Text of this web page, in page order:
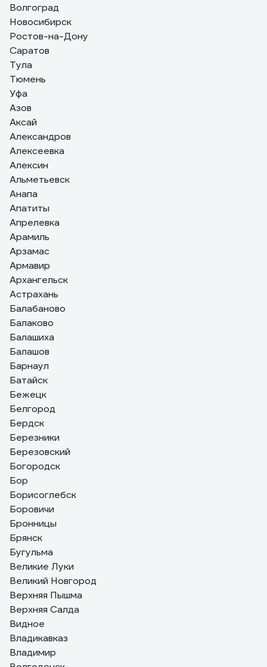
Волгоград
Новосибирск
Ростов-на-Дону
Саратов
Тула
Тюмень
Уфа
Азов
Аксай
Александров
Алексеевка
Алексин
Альметьевск
Анапа
Апатиты
Апрелевка
Арамиль
Арзамас
Армавир
Архангельск
Астрахань
Балабаново
Балаково
Балашиха
Балашов
Барнаул
Батайск
Бежецк
Белгород
Бердск
Березники
Березовский
Богородск
Бор
Борисоглебск
Боровичи
Бронницы
Брянск
Бугульма
Великие Луки
Великий Новгород
Верхняя Пышма
Верхняя Салда
Видное
Владикавказ
Владимир